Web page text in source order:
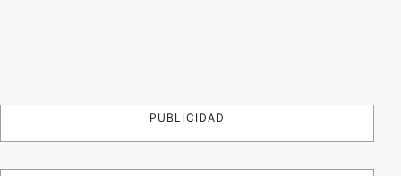
PUBLICIDAD